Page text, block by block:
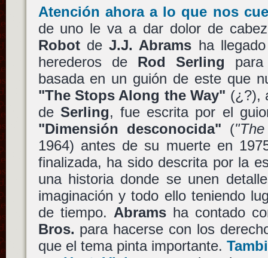
Atención ahora a lo que nos
de uno le va a dar dolor de
RobotdeJ.J. Abrams ha
herederos de Rod Serling
basada en un guión de este que
"The Stops Along the Way" (¿?),
de Serling, fue escrita por el
"Dimensión desconocida" (
1964) antes de su muerte en
finalizada, ha sido descrita por la
una historia donde se unen
imaginación y todo ello teniendo
de tiempo. Abramsha contado
Bros. para hacerse con los
que el tema pinta importante.